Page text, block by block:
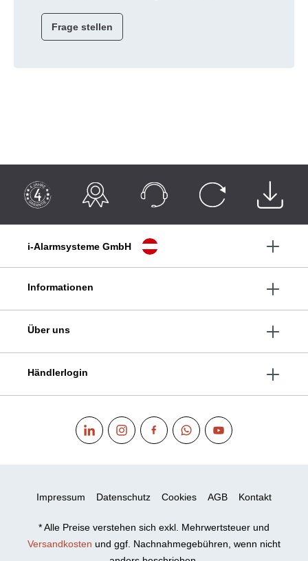
Frage stellen
i-Alarmsysteme GmbH
Informationen
Über uns
Händlerlogin
Impressum Datenschutz Cookies AGB Kontakt
* Alle Preise verstehen sich exkl. Mehrwertsteuer und
Versandkosten und ggf. Nachnahmegebühren, wenn nicht